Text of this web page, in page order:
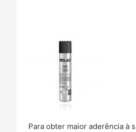
Para obter maior aderência à